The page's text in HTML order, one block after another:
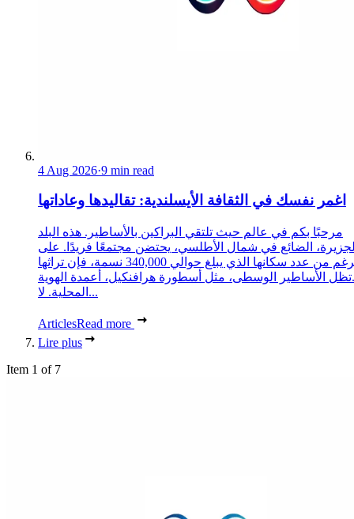
4 Aug 2026·9 min read
اغمر نفسك في الثقافة الأيسلندية: تقاليدها وعاداتها
مرحبًا بكم في عالم حيث تلتقي البراكين بالأساطير. هذه البلد
الضائع في شمال الأطلسي، يحتضن مجتمعًا فريدًا. على
الرغم من عدد سكانها الذي يبلغ حوالي 340,000 نسمة، فإن تراثها
الأساطير الوسطى، مثل أسطورة هرافنكيل، أعمدة الهوية
المحلية. لا...
ArticlesRead more
Lire plus
Item 1 of 7